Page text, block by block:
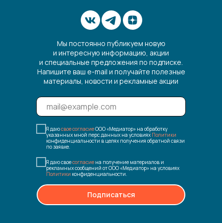
Мы постоянно публикуем новую
и интересную информацию, акции
и специальные предложения по подписке.
Напишите ваш e-mail и получайте полезные
материалы, новости и рекламные акции
Я даюсвое согласиеООО «Медиатор» на обработку
указанных мной перс.данных на условиях Политики
конфиденциальности в целях получения обратной связи
по заявке.
Я даю своесогласие на получение материалов и
рекламных сообщений от ООО «Медиатор» на условиях
Политики конфиденциальности.
Подписаться